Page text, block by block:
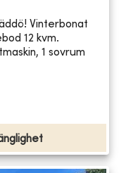
Vinterbonat
12 kvm.
1 sovrum